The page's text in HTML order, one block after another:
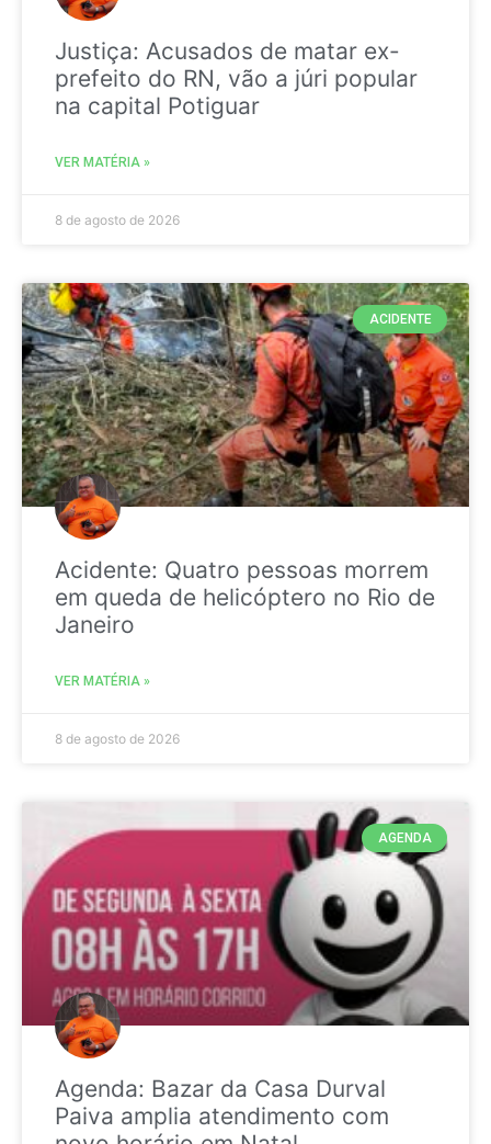
Justiça: Acusados de matar ex-
prefeito do RN, vão a júri popular
na capital Potiguar
VER MATÉRIA »
8 de agosto de 2026
ACIDENTE
Acidente: Quatro pessoas morrem
em queda de helicóptero no Rio de
Janeiro
VER MATÉRIA »
8 de agosto de 2026
AGENDA
Agenda: Bazar da Casa Durval
Paiva amplia atendimento com